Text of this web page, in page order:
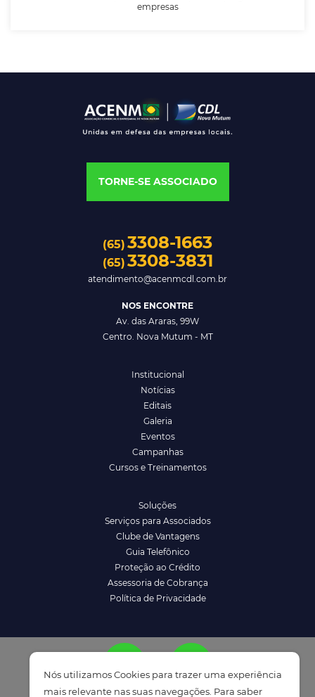
Nós utilizamos Cookies para trazer uma experiência
mais relevante nas suas navegações. Para saber
empresas
TORNE-SE ASSOCIADO
(65) 3308-1663
(65) 3308-3831
atendimento@acenmcdl.com.br
NOS ENCONTRE
Av. das Araras, 99W
Centro. Nova Mutum - MT
Institucional
Notícias
Editais
Galeria
Eventos
Campanhas
Cursos e Treinamentos
Soluções
Serviços para Associados
Clube de Vantagens
Guia Telefônico
Proteção ao Crédito
Assessoria de Cobrança
Política de Privacidade